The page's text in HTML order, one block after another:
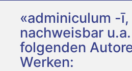
«adminiculum -
nachweisbar
folgenden
Werken: